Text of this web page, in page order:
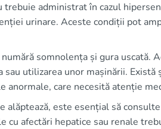
trebuie administrat în cazul
urinare. Aceste condiții pot
somnolența și gura uscată.
utilizarea unor mașinării.
anormale, care necesită atenție
alăptează, este esențial să
cu afectări hepatice sau renale